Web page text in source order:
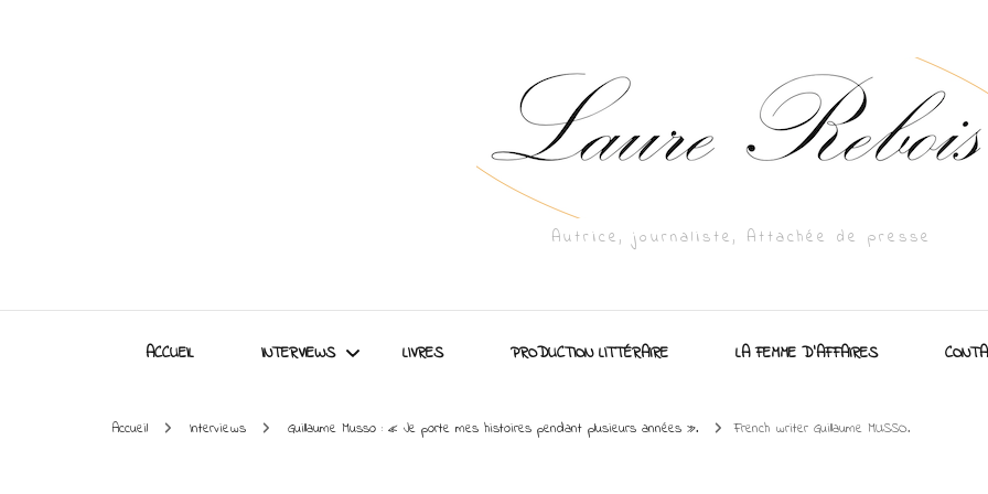
Autrice, journaliste, Attachée de presse
ACCUEIL INTERVIEWS LIVRES PRODUCTION LITTÉRAIRE LA FEMME D’AFFAIRES
Accueil Interviews Guillaume Musso : « Je porte mes histoires pendant plusieurs années ». French writer Guillaume MUSSO.